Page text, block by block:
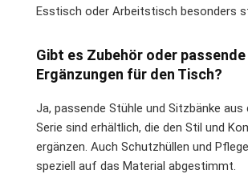
Esstisch oder Arbeitstisch besonders
Gibt es Zubehör oder passende
Ergänzungen für den Tisch?
Ja, passende Stühle und Sitzbänke aus
Serie sind erhältlich, die den Stil und
ergänzen. Auch Schutzhüllen und
speziell auf das Material abgestimmt.